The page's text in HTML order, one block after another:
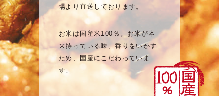
場より直送しております。
お米は国産米100％。お米が本
来持っている味、香りをいかす
ため、国産にこだわっていま
す。